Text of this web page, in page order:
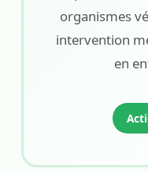
organismes
intervention
en